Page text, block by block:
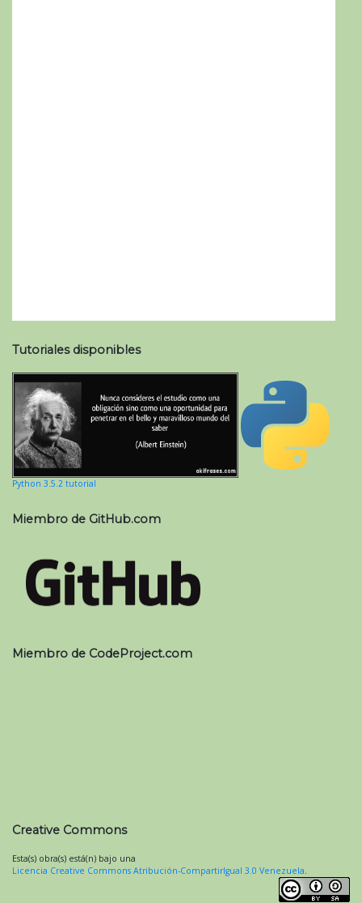
Tutoriales disponibles
Python 3.5.2 tutorial
Miembro de GitHub.com
Miembro de CodeProject.com
Creative Commons
Esta(s) obra(s) está(n) bajo una
Licencia Creative Commons Atribución-CompartirIgual 3.0 Venezuela.